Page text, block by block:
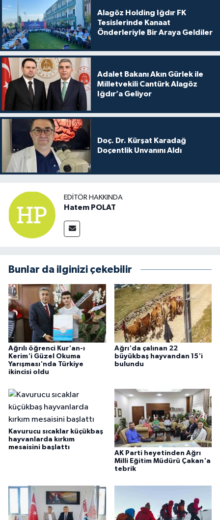
Alagöz Holding Iğdır FK
Tesislerinde Kanaat
Önderleriyle Bir Araya Geldiler
Adalet Bakanı Akın Gürlek ile
Milletvekili Cantürk Alagöz
Iğdır’a Geliyor
Doç. Dr. Kürşat Karadağ
Doçentlik Unvanını Aldı
EDITÖR HAKKINDA
Hatem POLAT
Bunlar da ilginizi çekebilir
Ağrılı öğrenci Kur'an-ı
Kerim'i Güzel Okuma
Yarışması'nda Türkiye
ikincisi oldu
Ağrı'da çalınan 22
büyükbaş hayvandan 15'i
bulundu
Kavurucu sıcaklar küçükbaş
hayvanlarda kırkım
mesaisini başlattı
AK Parti heyetinden Ağrı
Milli Eğitim Müdürü Çakan'a
tebrik